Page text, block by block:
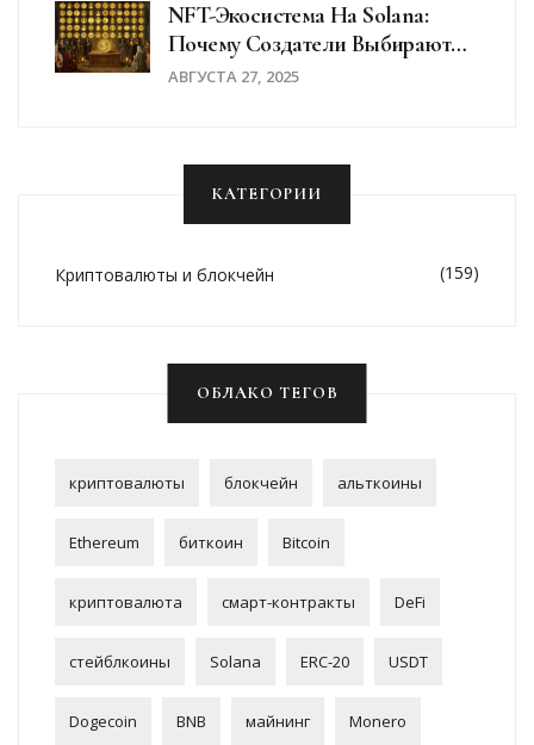
NFT-Экосистема На Solana:
Почему Создатели Выбирают
SOL
АВГУСТА 27, 2025
КАТЕГОРИИ
Криптовалюты и блокчейн (159)
ОБЛАКО ТЕГОВ
криптовалюты блокчейн альткоины
Ethereum биткоин Bitcoin
криптовалюта смарт-контракты DeFi
стейблкоины Solana ERC-20 USDT
Dogecoin BNB майнинг Monero